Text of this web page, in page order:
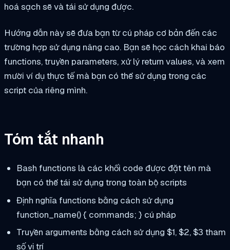
hoá sạch sẽ và tái sử dụng được.
Hướng dẫn này sẽ đưa bạn từ cú pháp cơ bản đến các
trường hợp sử dụng nâng cao. Bạn sẽ học cách khai báo
functions, truyền parameters, xử lý return values, và xem
mười ví dụ thực tế mà bạn có thể sử dụng trong các
script của riêng mình.
Tóm tắt nhanh
Bash functions là các khối code được đặt tên mà
bạn có thể tái sử dụng trong toàn bộ scripts
Định nghĩa functions bằng cách sử dụng
function_name() { commands; } cú pháp
Truyền arguments bằng cách sử dụng $1,$2,$3 tham
số vị trí